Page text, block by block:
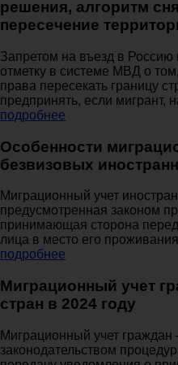
решения, алгоритм
пересечение
Запретом на въезд в
отметку в системе МВД о
права пересекать границу
предпринять, если мигрант,
подробнее
Особенности
безвизовых
Миграционный учет
предусмотренная законом
принимающая сторона
лица в место его
подробнее
Миграционный учет
стран в 2024 году
Миграционный учет граждан
законодательством